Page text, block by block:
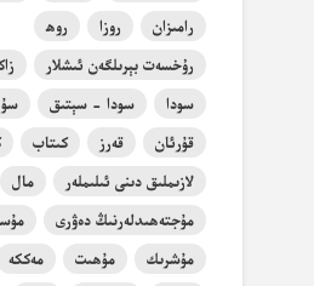
رامىزان
روزا
روھ
رۇخسەت بېرىلگەن ئىشلار
سودا
سودا - سېتىق سۇ
قۇرئان
قەرز كىتاب
لازىملىق دىنى ئىلىملەر
مال
مۇجتەھىدلەرنىڭ دەۋرى
مۇشرىك
مۇھىت مەككە